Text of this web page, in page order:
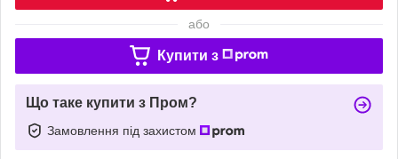
або
Купити з
Що таке купити з Пром?
Замовлення під захистом